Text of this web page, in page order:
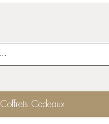
Coffrets Cadeaux